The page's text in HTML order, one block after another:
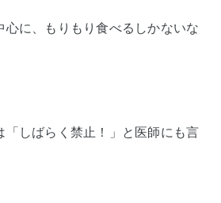
心に、もりもり食べるしかないな
「しばらく禁止！」と医師にも言